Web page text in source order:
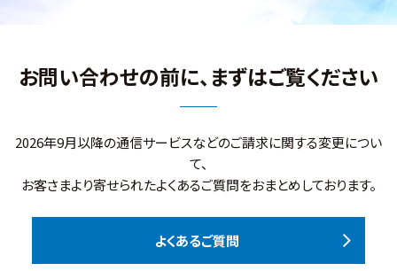
お問い合わせの前に、まずはご覧ください
2026年9月以降の通信サービスなどのご請求に関する変更につい
て、
お客さまより寄せられたよくあるご質問をおまとめしております。
よくあるご質問